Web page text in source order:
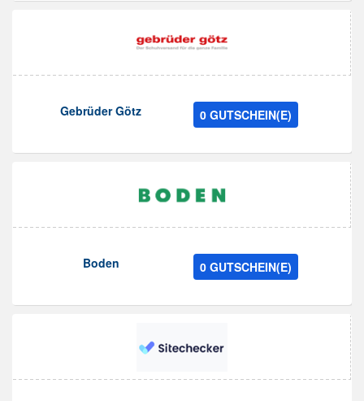
Gebrüder Götz 0 GUTSCHEIN(E)
Boden 0 GUTSCHEIN(E)